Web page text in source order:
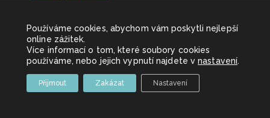
Používáme cookies, abychom vám poskytli nejlepší
online zážitek.
Více informací o tom, které soubory cookies
používáme, nebo jejich vypnutí najdete vnastavení.
Přijmout Zakázat Nastavení